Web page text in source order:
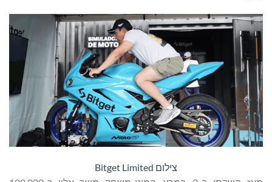
צילום Bitget Limited